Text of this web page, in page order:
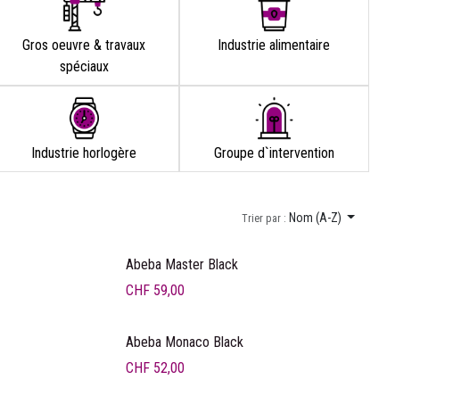
Gros oeuvre & travaux
spéciaux
Industrie alimentaire
Industrie horlogère Groupe d`intervention
Trier par : Nom (A-Z)
Prix ancré
Abeba Master Black
CHF 59,00
Abeba Monaco Black
CHF 52,00